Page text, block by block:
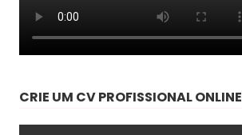
CRIE UM CV PROFISSIONAL ONLINE